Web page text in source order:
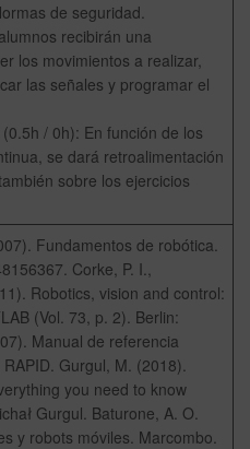
de seguridad.
recibirán una
los movimientos a realizar,
las señales y programar el
(0.5h / 0h): En función de los
se dará retroalimentación
sobre los ejercicios
Fundamentos de robótica.
Corke, P. I.,
Robotics, vision and control:
(Vol. 73, p. 2). Berlin:
Manual de referencia
Gurgul, M. (2018).
you need to know
Gurgul. Baturone, A. O.
y robots móviles. Marcombo.